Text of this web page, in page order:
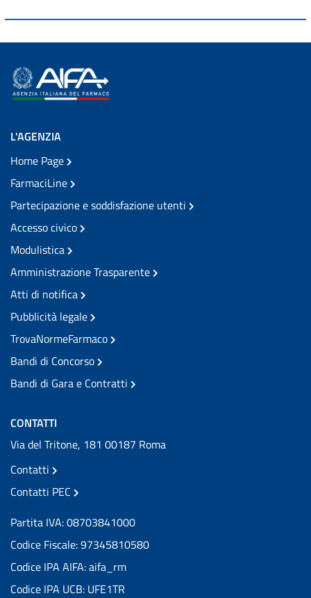
L'AGENZIA
Home Page
FarmaciLine
Partecipazione e soddisfazione utenti
Accesso civico
Modulistica
Amministrazione Trasparente
Atti di notifica
Pubblicità legale
TrovaNormeFarmaco
Bandi di Concorso
Bandi di Gara e Contratti
CONTATTI
Via del Tritone, 181 00187 Roma
Contatti
Contatti PEC
Partita IVA: 08703841000
Codice Fiscale: 97345810580
Codice IPA AIFA: aifa_rm
Codice IPA UCB: UFE1TR